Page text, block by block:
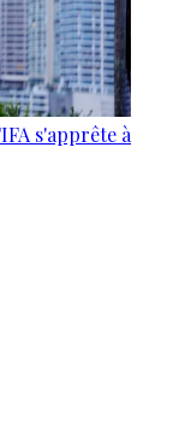
s'apprête à